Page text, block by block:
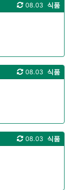
식품
08.03
식품
08.03
식품
08.03